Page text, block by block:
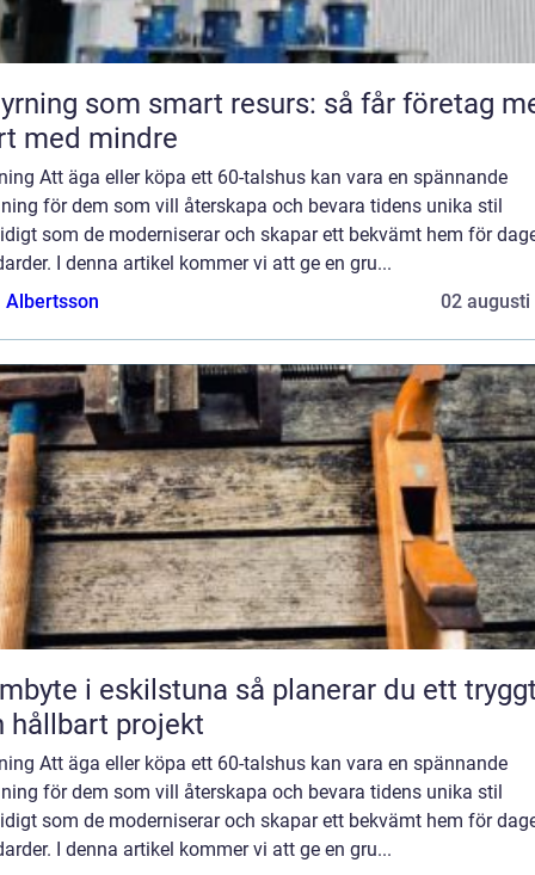
som smart resurs: så får företag
med mindre
Att äga eller köpa ett 60-talshus kan vara en spännande
för dem som vill återskapa och bevara tidens unika stil
som de moderniserar och skapar ett bekvämt hem för
I denna artikel kommer vi att ge en gru...
Albertsson
02 augusti
i eskilstuna så planerar du ett tryggt
hållbart projekt
Att äga eller köpa ett 60-talshus kan vara en spännande
för dem som vill återskapa och bevara tidens unika stil
som de moderniserar och skapar ett bekvämt hem för
I denna artikel kommer vi att ge en gru...